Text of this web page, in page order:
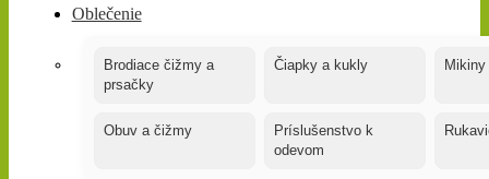
Oblečenie
Brodiace čižmy a
prsačky
Čiapky a kukly Mikiny
Obuv a čižmy
Príslušenstvo k
odevom